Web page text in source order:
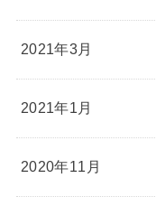
2021年3月
2021年1月
2020年11月